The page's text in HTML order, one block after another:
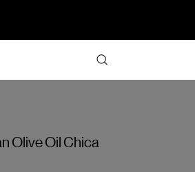
Olive Oil Chica